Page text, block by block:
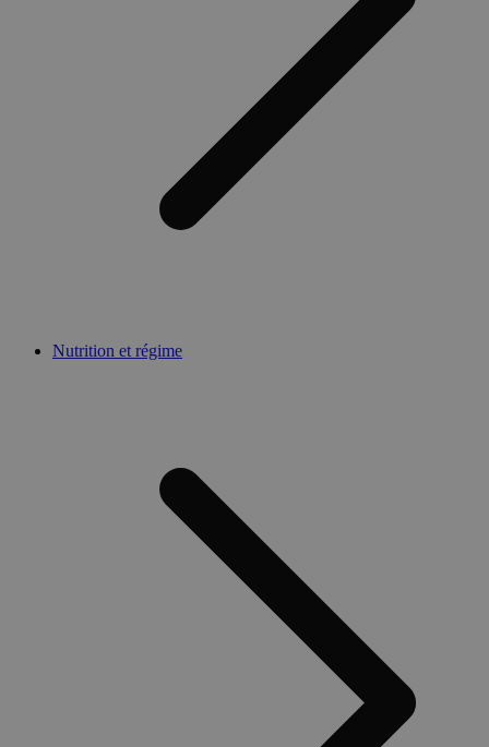
Nutrition et régime